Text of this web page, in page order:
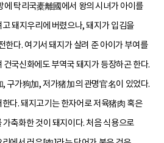
에 탁리국橐離國에서 왕의 시녀가 아이를
돼지우리에 버렸으나, 돼지가 입김을
한다. 여기서 돼지가 살려 준 아이가 부여를
국신화에도 부역국 돼지가 등장하곤 한다.
구가狗加, 저가猪加의 관명官名이 있었다.
다. 돼지고기는 한자어로 저육猪肉 혹은
축화한 것이 돼지이다. 처음 식용으로